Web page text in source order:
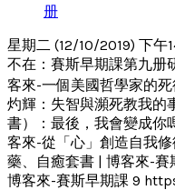
册
星期二 (12/10/2019) 下午
不在：賽斯早期課第九册
客來-一個美國哲學家的
灼輝：失智與瀕死教我的
書）：最後，我會變成你
客來-從「心」創造自我
藥、自癒套書 | 博客來-
博客來-賽斯早期課 9